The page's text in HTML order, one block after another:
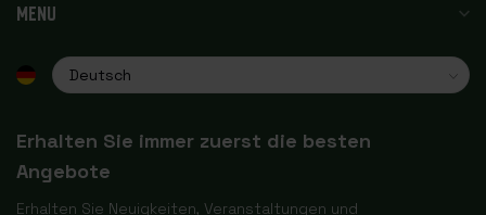
MENU
Erhalten Sie immer zuerst die besten
Angebote
Erhalten Sie Neuigkeiten, Veranstaltungen und